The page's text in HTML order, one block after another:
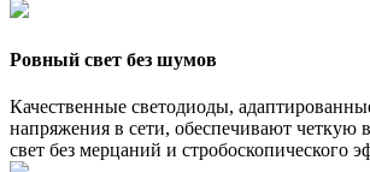
Ровный свет без шумов
Качественные светодиоды,
напряжения в сети, обеспечивают четкую
свет без мерцаний и стробоскопического